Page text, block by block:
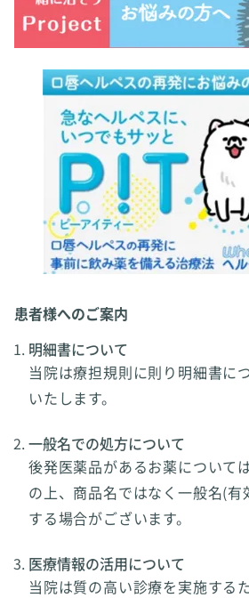
患者様へのご案内
明細書について
当院は療担規則に則り明細書に
いたします。
一般名での処方について
後発医薬品があるお薬について
の上、商品名ではなく一般名(
する場合がございます。
医療情報の活用について
当院は質の高い診療を実施する